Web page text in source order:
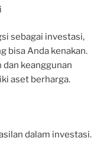
sebagai investasi,
bisa Anda kenakan.
keanggunan
aset berharga.
dalam investasi.